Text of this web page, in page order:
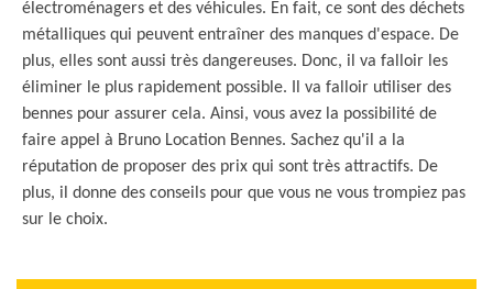
électroménagers et des véhicules. En fait, ce sont des déchets
métalliques qui peuvent entraîner des manques d'espace. De
plus, elles sont aussi très dangereuses. Donc, il va falloir les
éliminer le plus rapidement possible. Il va falloir utiliser des
bennes pour assurer cela. Ainsi, vous avez la possibilité de
faire appel à Bruno Location Bennes. Sachez qu'il a la
réputation de proposer des prix qui sont très attractifs. De
plus, il donne des conseils pour que vous ne vous trompiez pas
sur le choix.